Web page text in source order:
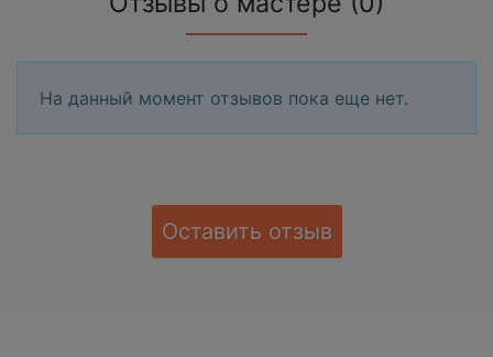
На данный момент отзывов пока еще нет.
Оставить отзыв